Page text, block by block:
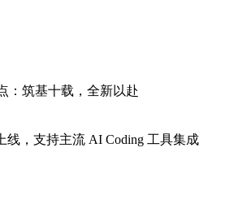
：筑基十载，全新以赴
线，支持主流 AI Coding 工具集成